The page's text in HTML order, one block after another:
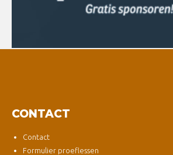
CONTACT
Contact
Formulier proeflessen